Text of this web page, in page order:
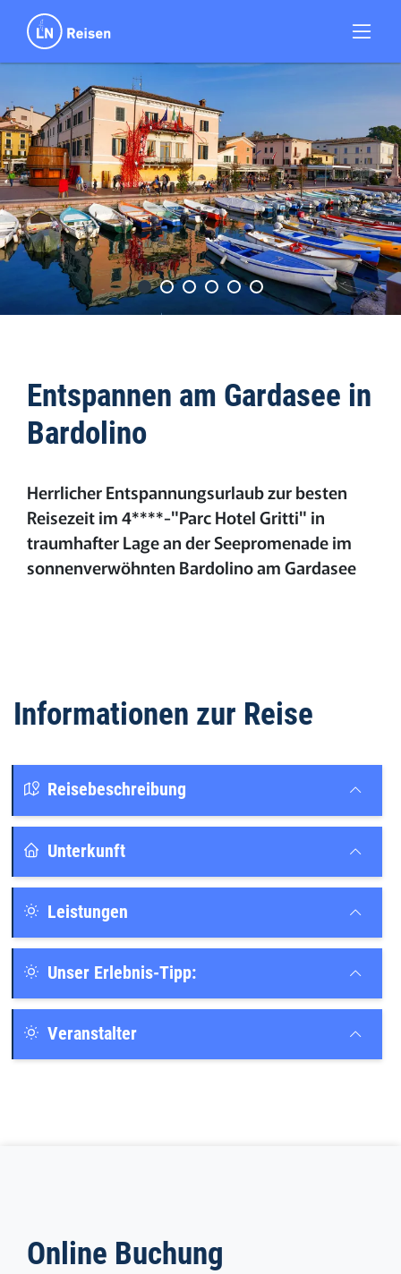
Entspannen am Gardasee in
Bardolino
Herrlicher Entspannungsurlaub zur besten
Reisezeit im 4****-"Parc Hotel Gritti" in
traumhafter Lage an der Seepromenade im
sonnenverwöhnten Bardolino am Gardasee
Informationen zur Reise
Reisebeschreibung
Unterkunft
Leistungen
Unser Erlebnis-Tipp:
Veranstalter
Online Buchung